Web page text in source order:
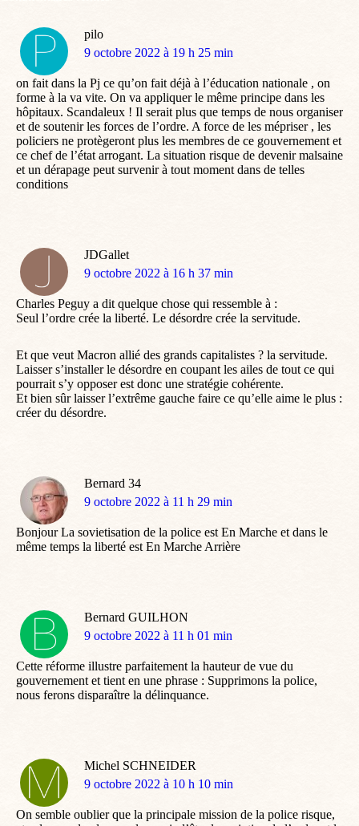
pilo
dit
9 octobre 2022 à 19 h 25 min
on fait dans la Pj ce qu’on fait déjà à l’éducation nationale , on
forme à la va vite. On va appliquer le même principe dans les
hôpitaux. Scandaleux ! Il serait plus que temps de nous organiser
et de soutenir les forces de l’ordre. A force de les mépriser , les
policiers ne protègeront plus les membres de ce gouvernement et
ce chef de l’état arrogant. La situation risque de devenir malsaine
et un dérapage peut survenir à tout moment dans de telles
conditions
JDGallet
dit
9 octobre 2022 à 16 h 37 min
Charles Peguy a dit quelque chose qui ressemble à :
Seul l’ordre crée la liberté. Le désordre crée la servitude.
Et que veut Macron allié des grands capitalistes ? la servitude.
Laisser s’installer le désordre en coupant les ailes de tout ce qui
pourrait s’y opposer est donc une stratégie cohérente.
Et bien sûr laisser l’extrême gauche faire ce qu’elle aime le plus :
créer du désordre.
Bernard 34
dit
9 octobre 2022 à 11 h 29 min
Bonjour La sovietisation de la police est En Marche et dans le
même temps la liberté est En Marche Arrière
Bernard GUILHON
dit
9 octobre 2022 à 11 h 01 min
Cette réforme illustre parfaitement la hauteur de vue du
gouvernement et tient en une phrase : Supprimons la police,
nous ferons disparaître la délinquance.
Michel SCHNEIDER
dit
9 octobre 2022 à 10 h 10 min
On semble oublier que la principale mission de la police risque,